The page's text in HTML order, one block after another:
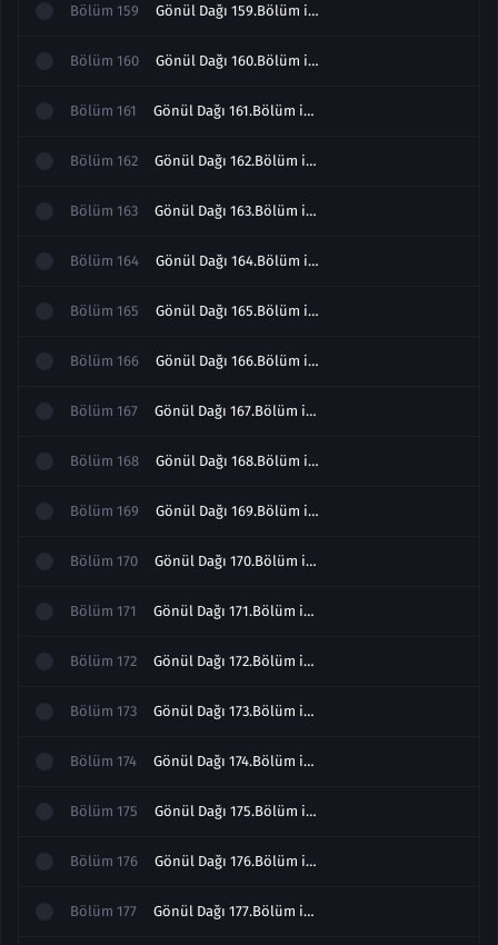
Bölüm 159 Gönül Dağı 159.Bölüm izle
Bölüm 160 Gönül Dağı 160.Bölüm izle
Bölüm 161 Gönül Dağı 161.Bölüm izle
Bölüm 162 Gönül Dağı 162.Bölüm izle
Bölüm 163 Gönül Dağı 163.Bölüm izle
Bölüm 164 Gönül Dağı 164.Bölüm izle
Bölüm 165 Gönül Dağı 165.Bölüm izle
Bölüm 166 Gönül Dağı 166.Bölüm izle
Bölüm 167 Gönül Dağı 167.Bölüm izle
Bölüm 168 Gönül Dağı 168.Bölüm izle
Bölüm 169 Gönül Dağı 169.Bölüm izle
Bölüm 170 Gönül Dağı 170.Bölüm izle
Bölüm 171 Gönül Dağı 171.Bölüm izle
Bölüm 172 Gönül Dağı 172.Bölüm izle
Bölüm 173 Gönül Dağı 173.Bölüm izle
Bölüm 174 Gönül Dağı 174.Bölüm izle
Bölüm 175 Gönül Dağı 175.Bölüm izle
Bölüm 176 Gönül Dağı 176.Bölüm izle
Bölüm 177 Gönül Dağı 177.Bölüm izle